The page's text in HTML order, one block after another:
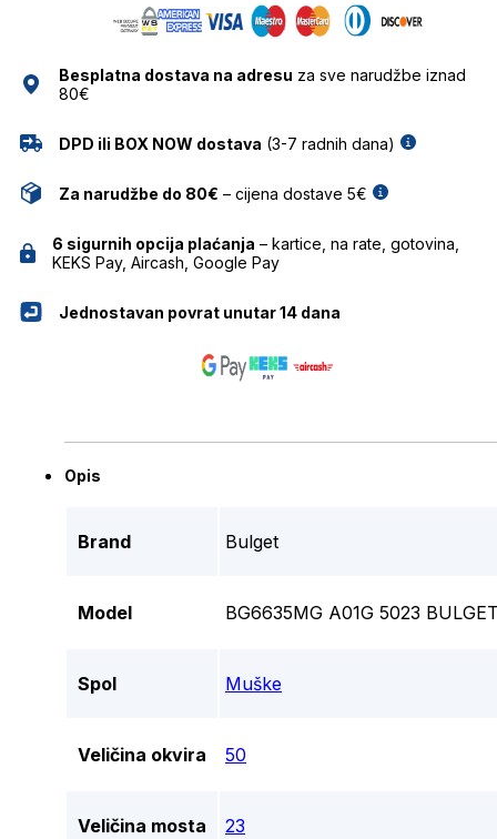
Besplatna dostava na adresu za sve narudžbe iznad
80€
DPD ili BOX NOW dostava (3-7 radnih dana)
Za narudžbe do 80€ – cijena dostave 5€
6 sigurnih opcija plaćanja – kartice, na rate, gotovina,
KEKS Pay, Aircash, Google Pay
Jednostavan povrat unutar 14 dana
Opis
Brand Bulget
Model BG6635MG A01G 5023
Spol Muške
Veličina okvira 50
Veličina mosta 23